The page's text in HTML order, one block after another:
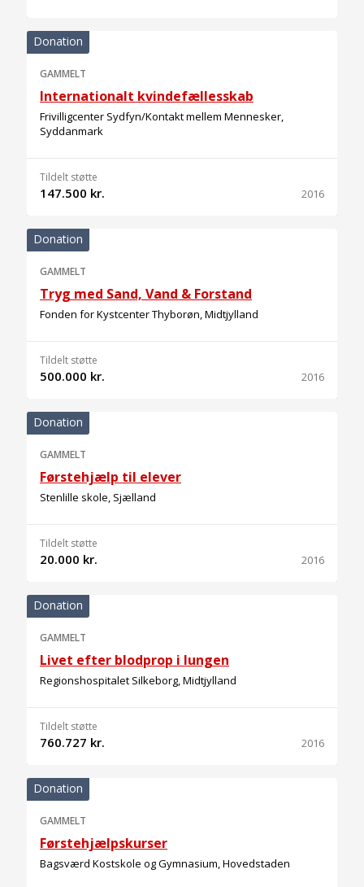
Donation
GAMMELT
Internationalt kvindefællesskab
Frivilligcenter Sydfyn/Kontakt mellem Mennesker,
Syddanmark
Tildelt støtte
147.500 kr. 2016
Donation
GAMMELT
Tryg med Sand, Vand & Forstand
Fonden for Kystcenter Thyborøn, Midtjylland
Tildelt støtte
500.000 kr. 2016
Donation
GAMMELT
Førstehjælp til elever
Stenlille skole, Sjælland
Tildelt støtte
20.000 kr. 2016
Donation
GAMMELT
Livet efter blodprop i lungen
Regionshospitalet Silkeborg, Midtjylland
Tildelt støtte
760.727 kr. 2016
Donation
GAMMELT
Førstehjælpskurser
Bagsværd Kostskole og Gymnasium, Hovedstaden